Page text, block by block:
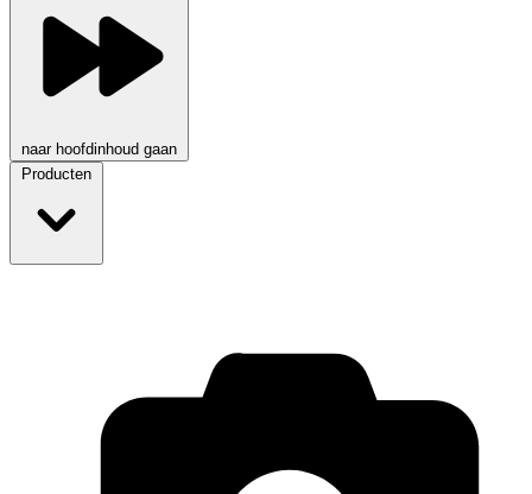
naar hoofdinhoud gaan
Producten